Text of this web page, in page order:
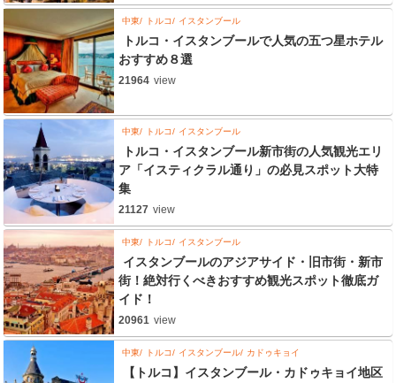
中東 トルコ イスタンブール
トルコ・イスタンブールで人気の五つ星ホテル
おすすめ８選
21964 view
中東 トルコ イスタンブール
トルコ・イスタンブール新市街の人気観光エリ
ア「イスティクラル通り」の必見スポット大特
集
21127 view
中東 トルコ イスタンブール
イスタンブールのアジアサイド・旧市街・新市
街！絶対行くべきおすすめ観光スポット徹底ガ
イド！
20961 view
中東 トルコ イスタンブール カドゥキョイ
【トルコ】イスタンブール・カドゥキョイ地区